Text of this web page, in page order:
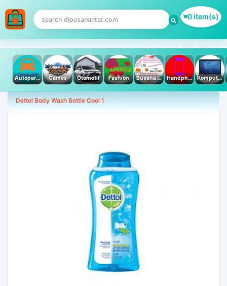
0 item(s)
Autoparts Games Otomotif Fashion Busana Muslim Handphone & Tablet Komputer PC & Laptop
Dettol Body Wash Bottle Cool 1